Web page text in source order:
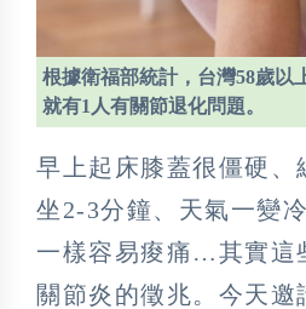
根據衛福部統計，台灣58歲以
就有1人有關節退化問題。
早上起床膝蓋很僵硬、
坐2-3分鐘、天氣一變
一樣容易痠痛…其實這
關節炎的徵兆。今天邀